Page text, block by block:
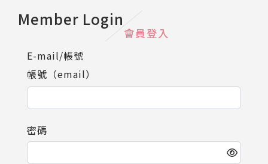
嚴選商品
活動報名
它站開課
推薦工具
品牌顧問
主持服務
創意活動企劃力
零秒好感溝通術
服務體驗設計課
學員推薦
客戶好評
媒體報導
維觀點Vision
Member Login
會員登入
E-mail/帳號
帳號（email）
密碼